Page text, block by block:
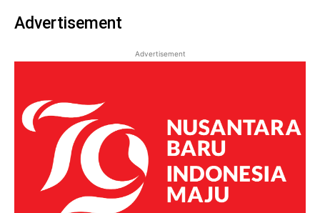
Advertisement
Advertisement